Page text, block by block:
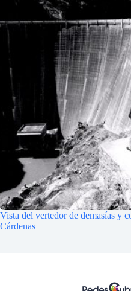
Vista del vertedor de demasías y
Cárdenas